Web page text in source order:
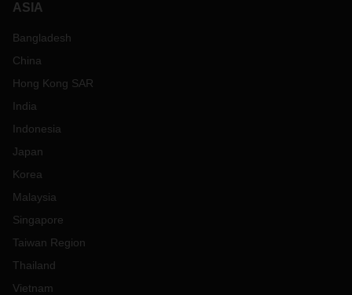
ASIA
Bangladesh
China
Hong Kong SAR
India
Indonesia
Japan
Korea
Malaysia
Singapore
Taiwan Region
Thailand
Vietnam